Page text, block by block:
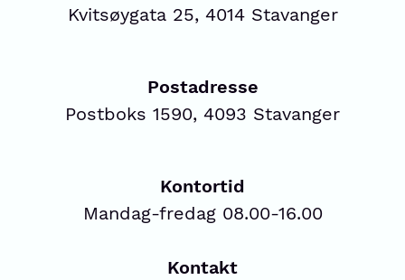
Kvitsøygata 25, 4014 Stavanger
Postadresse
Postboks 1590, 4093 Stavanger
Kontortid
Mandag-fredag 08.00-16.00
Kontakt